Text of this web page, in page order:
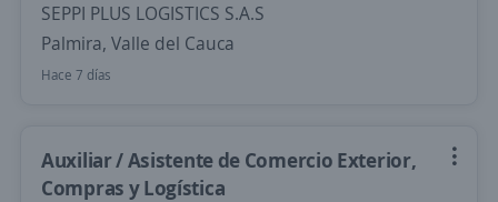
SEPPI PLUS LOGISTICS S.A.S
Palmira, Valle del Cauca
Hace 7 días
Auxiliar / Asistente de Comercio Exterior,
Compras y Logística